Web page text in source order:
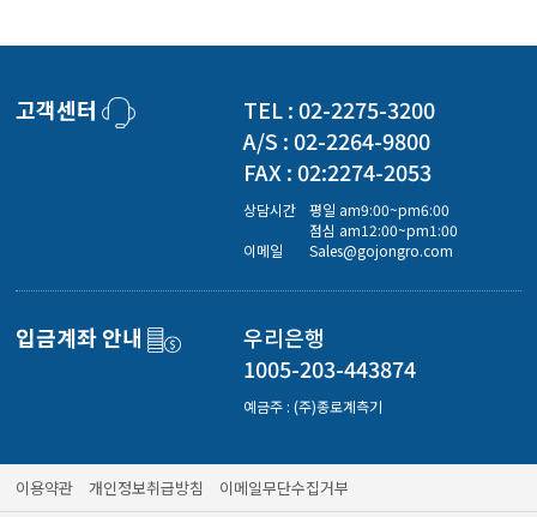
고객센터
TEL : 02-2275-3200
A/S : 02-2264-9800
FAX : 02:2274-2053
상담시간
평일 am9:00~pm6:00
점심 am12:00~pm1:00
이메일
Sales@gojongro.com
입금계좌 안내
우리은행
1005-203-443874
예금주 : (주)종로계측기
이용약관 개인정보취급방침 이메일무단수집거부